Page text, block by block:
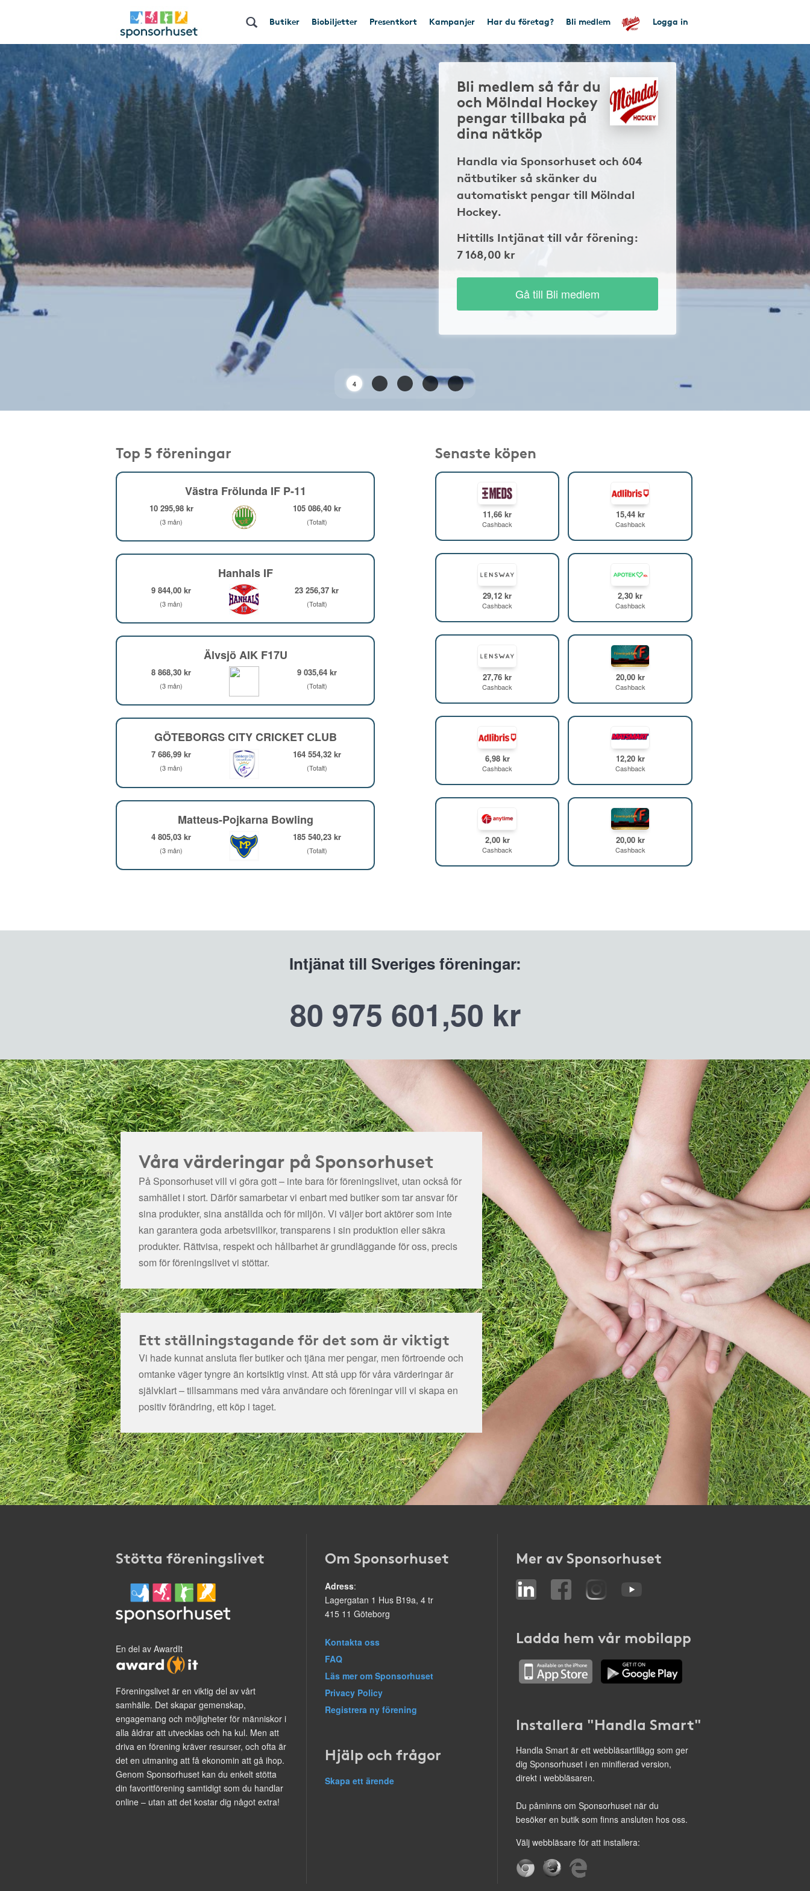
Butiker Biobiljetter Presentkort Kampanjer Har du företag? Bli medlem Logga in
Bli medlem så får du
och Mölndal Hockey
pengar tillbaka på
dina nätköp
Handla via Sponsorhuset och 604
nätbutiker så skänker du
automatiskt pengar till Mölndal
Hockey.
Hittills Intjänat till vår förening:
7 168,00 kr
Gå till Bli medlem
2
Top 5 föreningar
Västra Frölunda IF P-11
10 295,98 kr
(3 mån)
105 086,40 kr
(Totalt)
Hanhals IF
9 844,00 kr
(3 mån)
23 256,37 kr
(Totalt)
Älvsjö AIK F17U
8 868,30 kr
(3 mån)
9 035,64 kr
(Totalt)
GÖTEBORGS CITY CRICKET CLUB
7 686,99 kr
(3 mån)
164 554,32 kr
(Totalt)
Matteus-Pojkarna Bowling
4 805,03 kr
(3 mån)
185 540,23 kr
(Totalt)
Senaste köpen
11,66 kr
Cashback
15,44 kr
Cashback
29,12 kr
Cashback
2,30 kr
Cashback
27,76 kr
Cashback
20,00 kr
Cashback
6,98 kr
Cashback
12,20 kr
Cashback
2,00 kr
Cashback
20,00 kr
Cashback
Intjänat till Sveriges föreningar:
80 975 601,50 kr
Våra värderingar på Sponsorhuset
På Sponsorhuset vill vi göra gott – inte bara för föreningslivet, utan också för
samhället i stort. Därför samarbetar vi enbart med butiker som tar ansvar för
sina produkter, sina anställda och för miljön. Vi väljer bort aktörer som inte
kan garantera goda arbetsvillkor, transparens i sin produktion eller säkra
produkter. Rättvisa, respekt och hållbarhet är grundläggande för oss, precis
som för föreningslivet vi stöttar.
Ett ställningstagande för det som är viktigt
Vi hade kunnat ansluta fler butiker och tjäna mer pengar, men förtroende och
omtanke väger tyngre än kortsiktig vinst. Att stå upp för våra värderingar är
självklart – tillsammans med våra användare och föreningar vill vi skapa en
positiv förändring, ett köp i taget.
Stötta föreningslivet
En del av AwardIt
Föreningslivet är en viktig del av vårt
samhälle. Det skapar gemenskap,
engagemang och möjligheter för människor i
alla åldrar att utvecklas och ha kul. Men att
driva en förening kräver resurser, och ofta är
det en utmaning att få ekonomin att gå ihop.
Genom Sponsorhuset kan du enkelt stötta
din favoritförening samtidigt som du handlar
online – utan att det kostar dig något extra!
Om Sponsorhuset
Adress:
Lagergatan 1 Hus B19a, 4 tr
415 11 Göteborg
Kontakta oss
FAQ
Läs mer om Sponsorhuset
Privacy Policy
Registrera ny förening
Hjälp och frågor
Skapa ett ärende
Mer av Sponsorhuset
Ladda hem vår mobilapp
Installera "Handla Smart"
Handla Smart är ett webbläsartillägg som ger
dig Sponsorhuset i en minifierad version,
direkt i webbläsaren.
Du påminns om Sponsorhuset när du
besöker en butik som finns ansluten hos oss.
Välj webbläsare för att installera: